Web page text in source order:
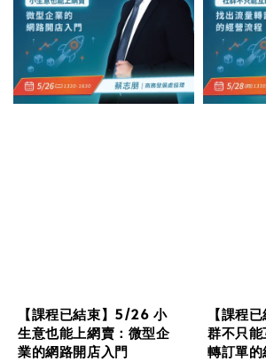
【課程已結束】5/26 小
生意也能上網賣：微型企
業的網路開店入門
【課程
群不只
轉訂單